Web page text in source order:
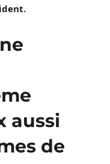
aussi
de